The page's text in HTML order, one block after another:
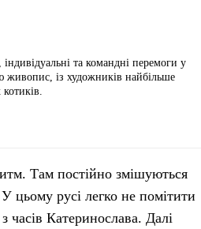
та командні перемоги у
живопис, із художників найбільше
Там постійно змішуються
цьому русі легко не помітити
часів Катеринослава. Далі